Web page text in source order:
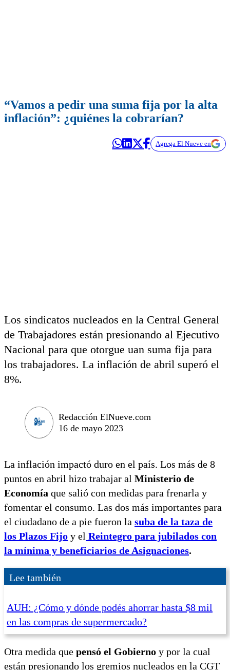
“Vamos a pedir una suma fija por la alta
inflación”: ¿quiénes la cobrarían?
Agrega El Nueve en
Los sindicatos nucleados en la Central General
de Trabajadores están presionando al Ejecutivo
Nacional para que otorgue uan suma fija para
los trabajadores. La inflación de abril superó el
8%.
Redacción ElNueve.com
16 de mayo 2023
La inflación impactó duro en el país. Los más de 8
puntos en abril hizo trabajar al Ministerio de
Economía que salió con medidas para frenarla y
fomentar el consumo. Las dos más importantes para
el ciudadano de a pie fueron la suba de la taza de
los Plazos Fijo y el Reintegro para jubilados con
la mínima y beneficiarios de Asignaciones.
Lee también
AUH: ¿Cómo y dónde podés ahorrar hasta $8 mil
en las compras de supermercado?
Otra medida que pensó el Gobierno y por la cual
están presionando los gremios nucleados en la CGT